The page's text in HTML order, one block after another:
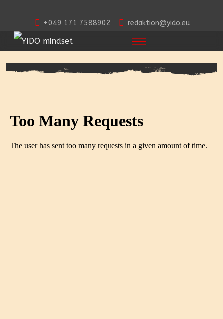
+049 171 7588902 redaktion@yido.eu